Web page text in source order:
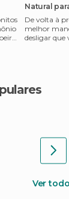
Natural
De volta à pré-
melhor
desligar que
Ver